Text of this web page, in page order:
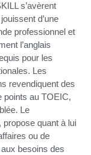
s’avèrent
d’une
professionnel et
l’anglais
pour les
Les
revendiquent des
points au TOEIC,
Le
quant à lui
ou de
aux besoins des